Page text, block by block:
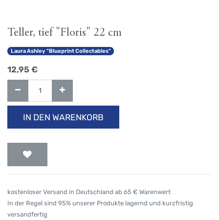
Teller, tief "Floris" 22 cm
Laura Ashley "Blueprint Collectables"
12,95 €
IN DEN WARENKORB
kostenloser Versand in Deutschland ab 65 € Warenwert
In der Regel sind 95% unserer Produkte lagernd und kurzfristig
versandfertig